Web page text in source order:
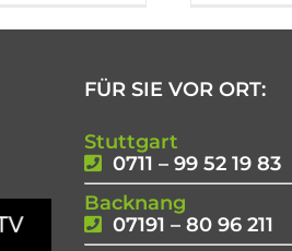
FÜR SIE VOR ORT:
Stuttgart
0711 – 99 52 19 83
Backnang
07191 – 80 96 211